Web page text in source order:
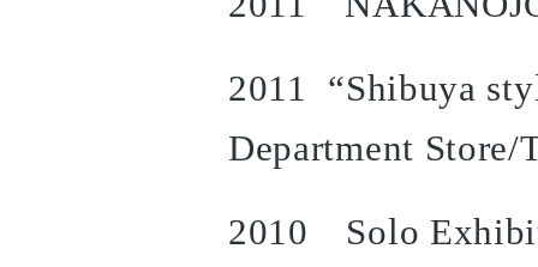
2011 “Shibuya
Department Store/
2010 Solo